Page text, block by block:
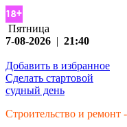
Пятница
7-08-2026 | 21:40
Добавить в избранное
Сделать стартовой
судный день
Строительство и